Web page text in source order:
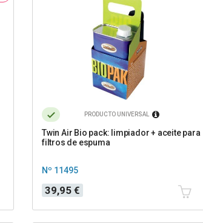
PRODUCTO UNIVERSAL
Twin Air Bio pack: limpiador + aceite para
filtros de espuma
Nº 11495
Precio
39,95 €